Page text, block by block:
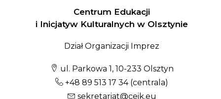
Centrum Edukacji
i Inicjatyw Kulturalnych w Olsztynie
Dział Organizacji Imprez
ul. Parkowa 1, 10-233 Olsztyn
+48 89 513 17 34(centrala)
sekretariat@ceik.eu